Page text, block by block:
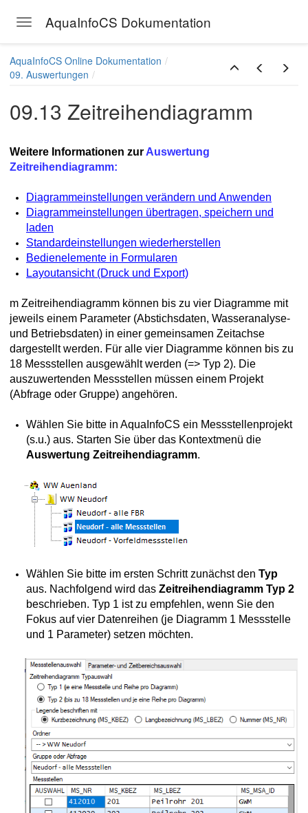
Toggle navigation
AquaInfoCS Dokumentation
anzeigen
(Gate-Auswertung)
(Gate-Auswertung)
AquaInfoCS Online Dokumentation
09. Auswertungen
09.13 Zeitreihendiagramm
Weitere Informationen zur Auswertung
Zeitreihendiagramm:
Diagrammeinstellungen verändern und Anwenden
Diagrammeinstellungen übertragen, speichern und
laden
Standardeinstellungen wiederherstellen
Bedienelemente in Formularen
Layoutansicht (Druck und Export)
m Zeitreihendiagramm können bis zu vier Diagramme mit
jeweils einem Parameter (Abstichsdaten, Wasseranalyse-
und Betriebsdaten) in einer gemeinsamen Zeitachse
dargestellt werden. Für alle vier Diagramme können bis zu
18 Messstellen ausgewählt werden (=> Typ 2). Die
auszuwertenden Messstellen müssen einem Projekt
(Abfrage oder Gruppe) angehören.
Wählen Sie bitte in AquaInfoCS ein Messstellenprojekt
(s.u.) aus. Starten Sie über das Kontextmenü die
Auswertung Zeitreihendiagramm.
Wählen Sie bitte im ersten Schritt zunächst den Typ
aus. Nachfolgend wird das Zeitreihendiagramm Typ 2
beschrieben. Typ 1 ist zu empfehlen, wenn Sie den
Fokus auf vier Datenreihen (je Diagramm 1 Messstelle
und 1 Parameter) setzen möchten.